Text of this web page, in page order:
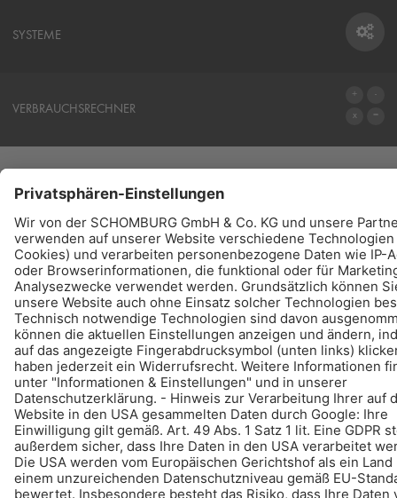
SYSTEME
VERBRAUCHSRECHNER
PRODUKTE
FINDEN - KAUFEN - INFORMIEREN
© Schomburg. Impressum| Datenschutz| Datenschutzpflichtinformation
Gestaltung & Realisation +| LOUIS INTERNET